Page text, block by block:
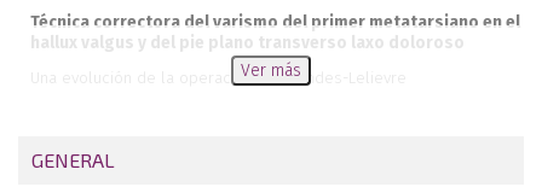
Técnica correctora del varismo del primer metatarsiano en el
hallux valgus y del pie plano transverso laxo doloroso
Una evolución de la operación de Brandes-Lelievre
Ver más
GENERAL